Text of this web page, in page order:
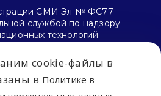
СМИ Эл № ФС77-
службой по надзору
технологий
(Роскомнадзор)
cookie-файлы в
в Политике в